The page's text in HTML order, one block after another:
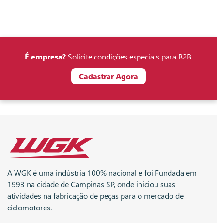
É empresa?Solicite condições especiais para B2B.
Cadastrar Agora
A WGK é uma indústria 100% nacional e foi Fundada em
1993 na cidade de Campinas SP, onde iniciou suas
atividades na fabricação de peças para o mercado de
ciclomotores.